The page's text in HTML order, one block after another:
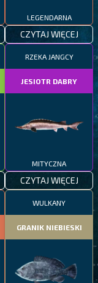
LEGENDARNA
CZYTAJ WIĘCEJ
RZEKA JANGCY
JESIOTR DABRY
MITYCZNA
CZYTAJ WIĘCEJ
WULKANY
GRANIK NIEBIESKI